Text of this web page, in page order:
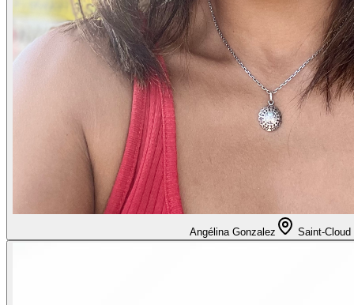
Angélina Gonzalez Saint-Cloud